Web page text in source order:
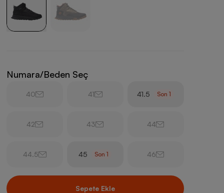
Numara/Beden Seç
40 41 41.5 Son1
42 43 44
44.5 45 Son1 46
Sepete Ekle